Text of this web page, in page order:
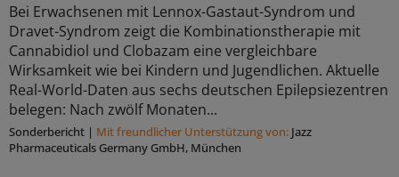
Bei Erwachsenen mit Lennox-Gastaut-Syndrom und
Dravet-Syndrom zeigt die Kombinationstherapie mit
Cannabidiol und Clobazam eine vergleichbare
Wirksamkeit wie bei Kindern und Jugendlichen. Aktuelle
Real-World-Daten aus sechs deutschen Epilepsiezentren
belegen: Nach zwölf Monaten...
Sonderbericht | Mit freundlicher Unterstützung von: Jazz
Pharmaceuticals Germany GmbH, München